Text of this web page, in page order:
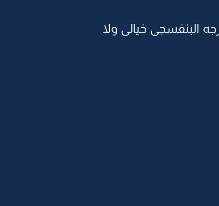
البنفسجى خيالى ولا